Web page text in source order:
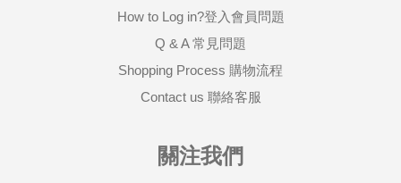
How to Log in?登入會員問題
Q & A 常見問題
Shopping Process 購物流程
Contact us 聯絡客服
關注我們